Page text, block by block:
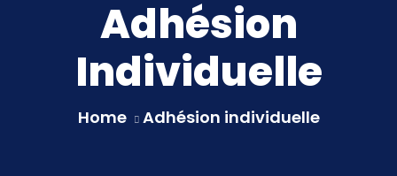
Adhésion
Individuelle
Home Adhésion individuelle